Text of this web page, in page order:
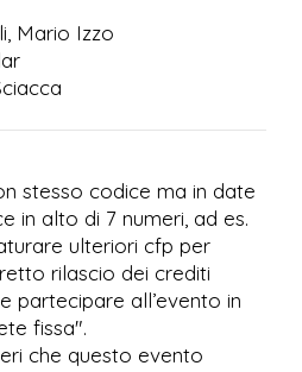
Mario Izzo
stesso codice ma in date
in alto di 7 numeri, ad es.
ulteriori cfp per
rilascio dei crediti
partecipare all’evento in
fissa".
che questo evento